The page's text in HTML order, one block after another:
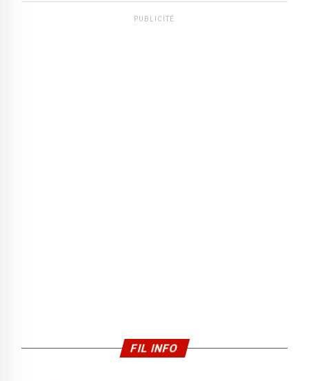
PUBLICITÉ
FIL INFO